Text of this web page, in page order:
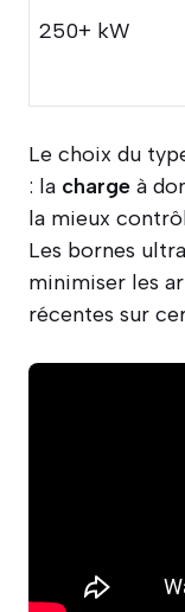
250+ kW
Le choix du
: la charge à
la mieux
Les bornes
minimiser les
récentes sur